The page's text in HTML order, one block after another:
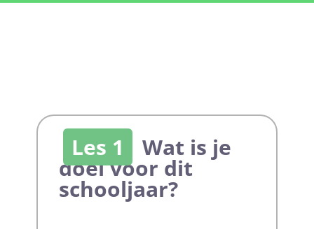
Les 1 Wat is je
doel voor dit
schooljaar?